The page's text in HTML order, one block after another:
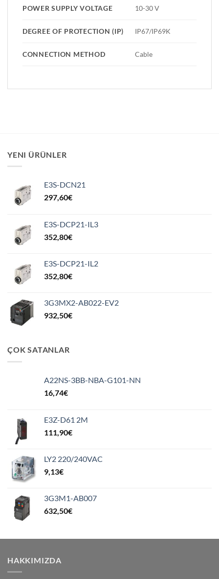
POWER SUPPLY VOLTAGE 10-30 V
DEGREE OF PROTECTION (IP) IP67/IP69K
CONNECTION METHOD Cable
YENI ÜRÜNLER
E3S-DCN21
297,60€
E3S-DCP21-IL3
352,80€
E3S-DCP21-IL2
352,80€
3G3MX2-AB022-EV2
932,50€
ÇOK SATANLAR
A22NS-3BB-NBA-G101-NN
16,74€
E3Z-D61 2M
111,90€
LY2 220/240VAC
9,13€
3G3M1-AB007
632,50€
HAKKIMIZDA